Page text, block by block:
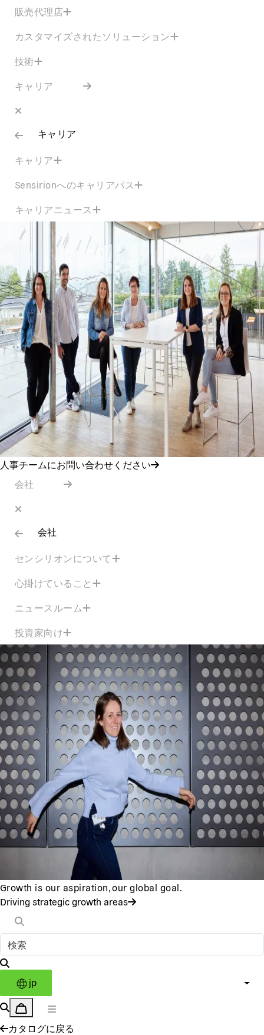
販売代理店
カスタマイズされたソリューション
技術
キャリア
キャリア
キャリア
Sensirionへのキャリアパス
キャリアニュース
人事チームにお問い合わせください
会社
会社
センシリオンについて
心掛けていること
ニュースルーム
投資家向け
Growth is our aspiration, our global goal.
Driving strategic growth areas
jp
カタログに戻る